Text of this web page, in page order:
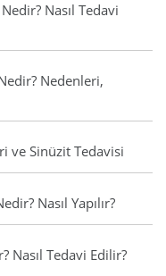
Nasıl Tedavi
Nedenleri,
ve Sinüzit Tedavisi
Nasıl Yapılır?
Nasıl Tedavi Edilir?